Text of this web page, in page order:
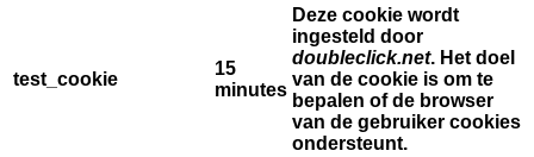
test_cookie
15
minutes
Deze cookie wordt
ingesteld door
doubleclick.net. Het doel
van de cookie is om te
bepalen of de browser
van de gebruiker cookies
ondersteunt.